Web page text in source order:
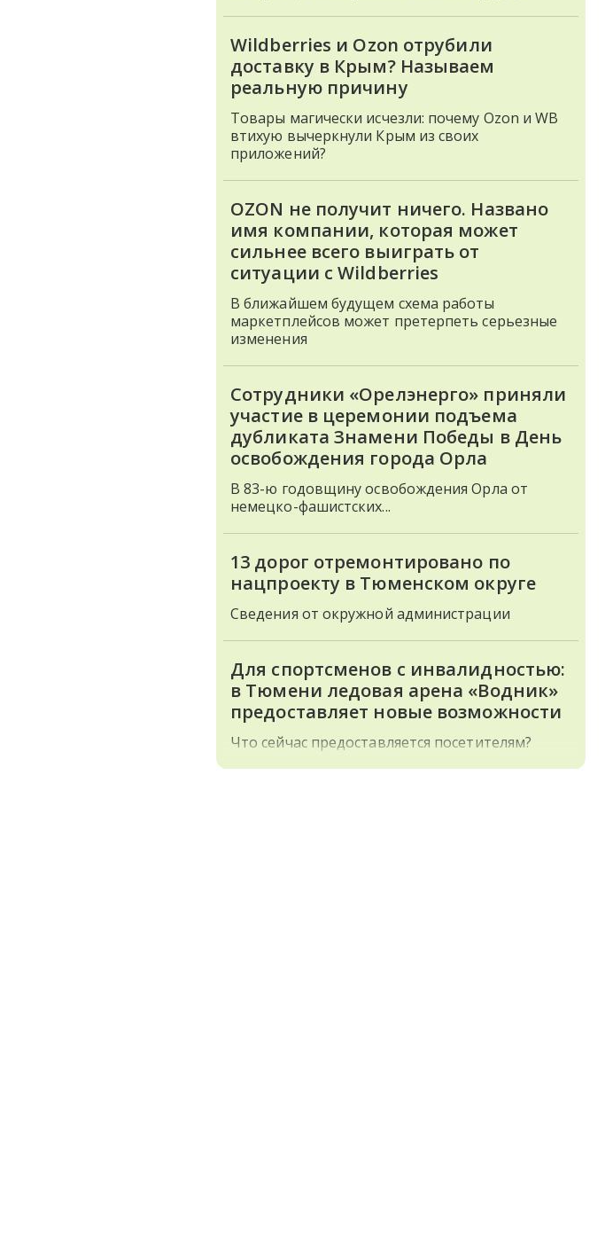
Wildberries и Ozon отрубили
доставку в Крым? Называем
реальную причину
Товары магически исчезли: почему Ozon и WB
втихую вычеркнули Крым из своих
приложений?
OZON не получит ничего. Названо
имя компании, которая может
сильнее всего выиграть от
ситуации с Wildberries
В ближайшем будущем схема работы
маркетплейсов может претерпеть серьезные
изменения
Сотрудники «Орелэнерго» приняли
участие в церемонии подъема
дубликата Знамени Победы в День
освобождения города Орла
В 83-ю годовщину освобождения Орла от
немецко-фашистских...
13 дорог отремонтировано по
нацпроекту в Тюменском округе
Сведения от окружной администрации
Для спортсменов с инвалидностью:
в Тюмени ледовая арена «Водник»
предоставляет новые возможности
Что сейчас предоставляется посетителям?